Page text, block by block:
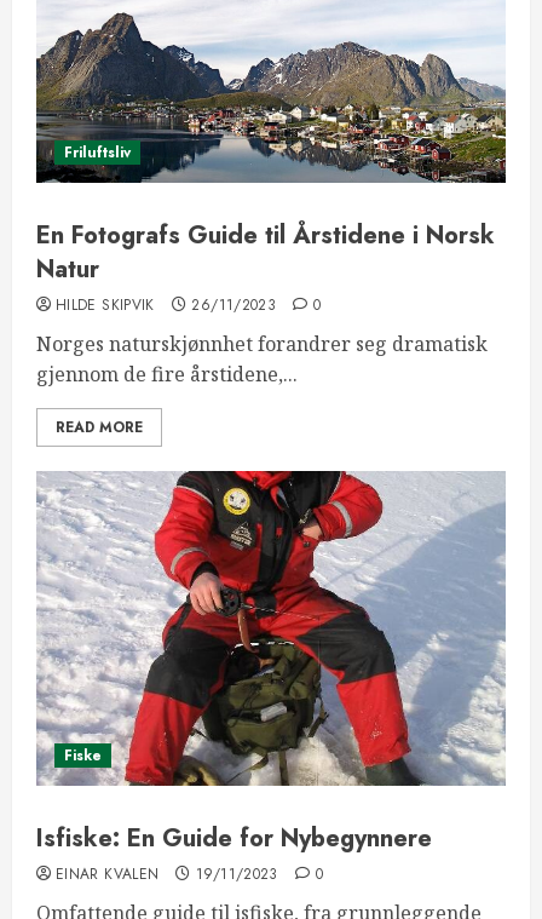
Friluftsliv
En Fotografs Guide til Årstidene i Norsk
Natur
HILDE SKIPVIK 26/11/2023 0
Norges naturskjønnhet forandrer seg dramatisk
gjennom de fire årstidene,...
READ MORE
Fiske
Isfiske: En Guide for Nybegynnere
EINAR KVALEN 19/11/2023 0
Omfattende guide til isfiske, fra grunnleggende